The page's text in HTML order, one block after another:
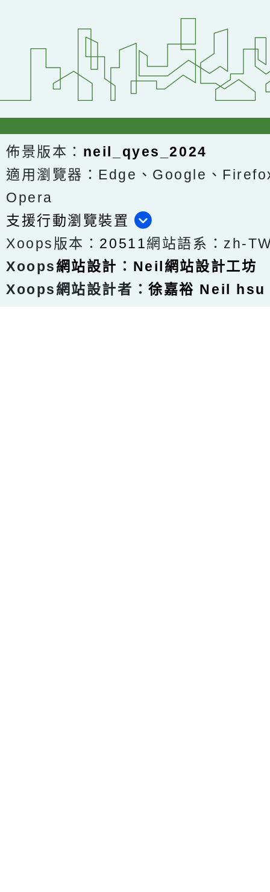
佈景版本： neil_qyes_2024
適用瀏覽器：Edge、Google、
Opera
支援行動瀏覽裝置
Xoops版本： 20511網站語系：zh-
Xoops網站設計 ： Neil網站設計工坊
Xoops網站設計者：徐嘉裕 Neil hsu